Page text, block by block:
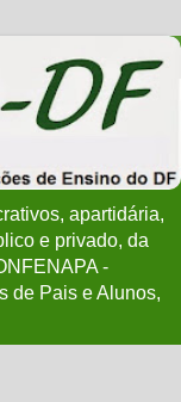
apartidária,
e privado, da
-
de Pais e Alunos,